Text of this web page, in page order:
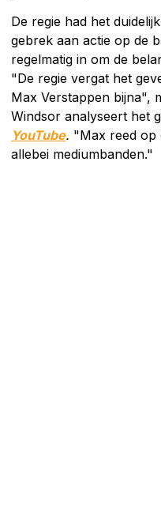
De regie had het
gebrek aan actie op de
regelmatig in om de
"De regie vergat het
Max Verstappen bijna",
Windsor analyseert het
YouTube. "Max reed op
allebei mediumbanden."